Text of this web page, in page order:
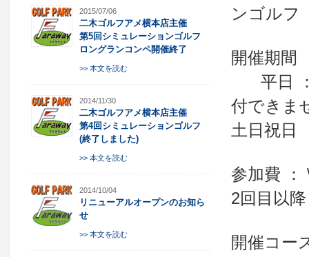
2015/07/06
二木ゴルフアメ横本店主催
第5回シミュレーションゴルフ
ロングランコンペ開催終了
>> 本文を読む
2014/11/30
二木ゴルフアメ横本店主催
第4回シミュレーションゴルフ
(終了しました)
>> 本文を読む
2014/10/04
リニューアルオープンのお知ら
せ
>> 本文を読む
ンゴルフ
開催期間
平日
付できま
土日祝日
参加費 ：
2回目以
開催コー